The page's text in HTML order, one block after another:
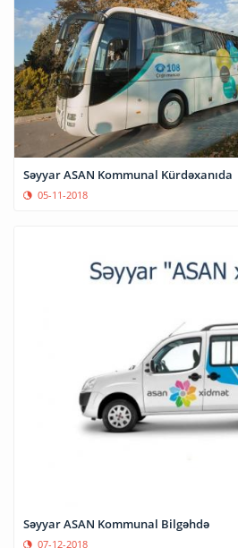
Səyyar ASAN Kommunal Kürdəxanıda
05-11-2018
Səyyar ASAN Kommunal Bilgəhdə
07-12-2018